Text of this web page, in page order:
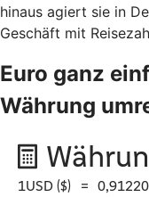
hinaus agiert sie in
Geschäft mit
Euro ganz
Währung